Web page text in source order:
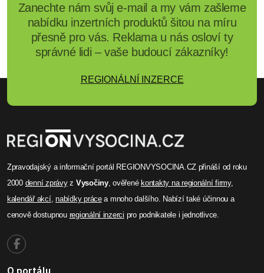
Zanechte nám svůj e-mail a my vám zašleme
nabídku inzertních produktů šitou na míru
přesně pro vás. Reklama u nás osloví ty
správné lidi – vaše budoucí zákazníky!
REGIONÁLNÍ INZERCE
Zpravodajský a informační portál REGIONVYSOCINA.CZ přináší od roku
2000 denní zprávyz Vysočiny, ověřenékontakty na regionální firmy,
kalendář akcí,nabídky prácea mnoho dalšího. Nabízí také účinnou a
cenově dostupnou regionální inzerci pro podnikatele i jednotlivce.
O portálu